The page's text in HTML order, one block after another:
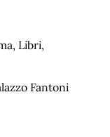
Libri,
Fantoni